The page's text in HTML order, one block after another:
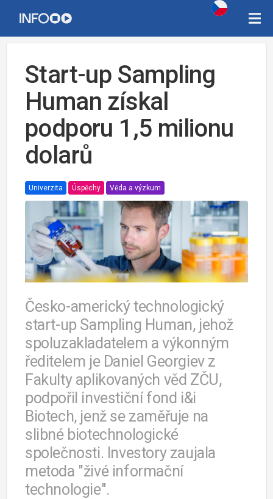
Start-up Sampling
Human získal
podporu 1,5 milionu
dolarů
Univerzita Úspěchy Věda a výzkum
Česko-americký technologický
start-up Sampling Human, jehož
spoluzakladatelem a výkonným
ředitelem je Daniel Georgiev z
Fakulty aplikovaných věd ZČU,
podpořil investiční fond i&i
Biotech, jenž se zaměřuje na
slibné biotechnologické
společnosti. Investory zaujala
metoda "živé informační
technologie".